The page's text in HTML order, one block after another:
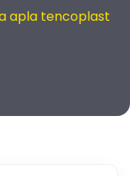
apla tencoplast